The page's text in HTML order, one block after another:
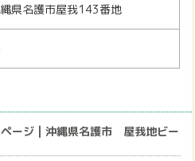
県名護市屋我143番地
ージ | 沖縄県名護市 屋我地ビー